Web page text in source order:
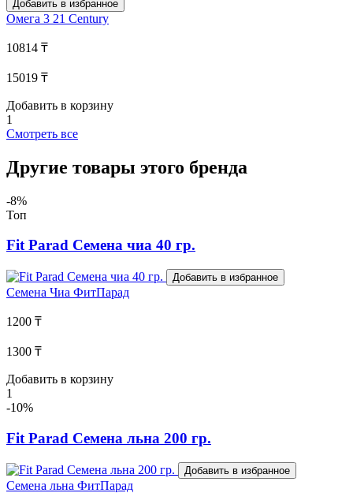
Добавить в избранное
Омега 3 21 Century
10814 ₸
15019 ₸
Добавить в корзину
1
Смотреть все
Другие товары этого бренда
-8%
Топ
Fit Parad Семена чиа 40 гр.
Добавить в избранное
Семена Чиа ФитПарад
1200 ₸
1300 ₸
Добавить в корзину
1
-10%
Fit Parad Семена льна 200 гр.
Добавить в избранное
Семена льна ФитПарад